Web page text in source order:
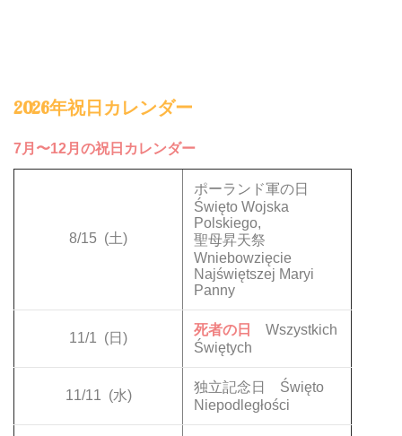
2026年祝日カレンダー
7月〜12月の祝日カレンダー
8/15 (土)
ポーランド軍の日
Święto Wojska
Polskiego,
聖母昇天祭
Wniebowzięcie
Najświętszej Maryi
Panny
11/1 (日)
死者の日
Wszystkich
Świętych
11/11 (水)
独立記念日 Święto
Niepodległości